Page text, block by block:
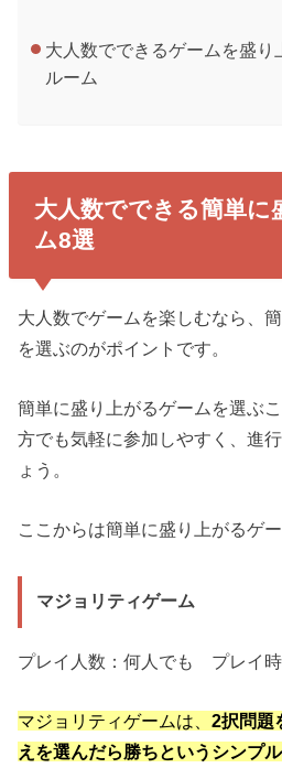
大人数でできるゲームを盛り
ルーム
大人数でできる簡単に
ム8選
大人数でゲームを楽しむなら、
を選ぶのがポイントです。
簡単に盛り上がるゲームを選ぶ
方でも気軽に参加しやすく、進
ょう。
ここからは簡単に盛り上がるゲ
マジョリティゲーム
プレイ人数：何人でも プレイ
マジョリティゲームは、2択問題
えを選んだら勝ちというシンプ